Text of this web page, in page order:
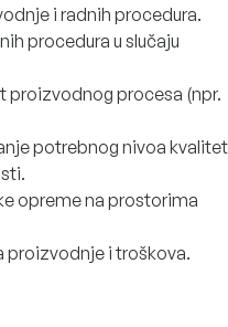
i radnih procedura.
procedura u slučaju
proizvodnog procesa (npr.
potrebnog nivoa
opreme na prostorima
proizvodnje i troškova.